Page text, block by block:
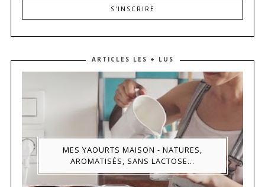
ARTICLES LES + LUS
MES YAOURTS MAISON - NATURES,
AROMATISÉS, SANS LACTOSE...